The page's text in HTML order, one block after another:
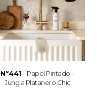
Nº441– Papel Pintado –
Jungla Platanero Chic